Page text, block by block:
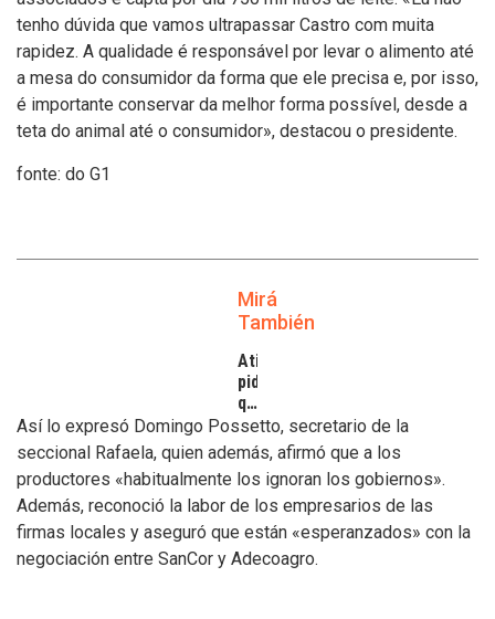
tenho dúvida que vamos ultrapassar Castro com muita
rapidez. A qualidade é responsável por levar o alimento até
a mesa do consumidor da forma que ele precisa e, por isso,
é importante conservar da melhor forma possí­vel, desde a
teta do animal até o consumidor», destacou o presidente.
fonte: do G1
Mirá
También
Atilra
pide
que
se
atiendan
los
inconvenientes
de
los
tamberos
Así lo expresó Domingo Possetto, secretario de la
seccional Rafaela, quien además, afirmó que a los
productores «habitualmente los ignoran los gobiernos».
Además, reconoció la labor de los empresarios de las
firmas locales y aseguró que están «esperanzados» con la
negociación entre SanCor y Adecoagro.